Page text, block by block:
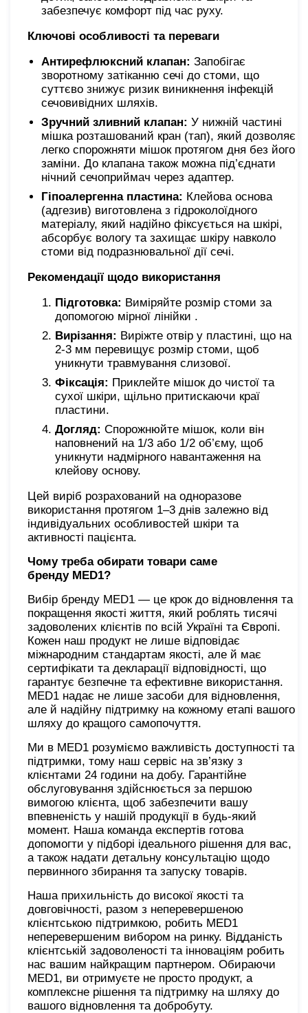
забезпечує комфорт під час руху.
Ключові особливості та переваги
Антирефлюксний клапан: Запобігає
зворотному затіканню сечі до стоми, що
суттєво знижує ризик виникнення інфекцій
сечовивідних шляхів.
Зручний зливний клапан: У нижній частині
мішка розташований кран (тап), який дозволяє
легко спорожняти мішок протягом дня без його
заміни. До клапана також можна під’єднати
нічний сечоприймач через адаптер.
Гіпоалергенна пластина: Клейова основа
(адгезив) виготовлена з гідроколоїдного
матеріалу, який надійно фіксується на шкірі,
абсорбує вологу та захищає шкіру навколо
стоми від подразнювальної дії сечі.
Рекомендації щодо використання
Підготовка: Виміряйте розмір стоми за
допомогою мірної лінійки .
Вирізання: Виріжте отвір у пластині, що на
2-3 мм перевищує розмір стоми, щоб
уникнути травмування слизової.
Фіксація: Приклейте мішок до чистої та
сухої шкіри, щільно притискаючи краї
пластини.
Догляд: Спорожнюйте мішок, коли він
наповнений на 1/3 або 1/2 об’єму, щоб
уникнути надмірного навантаження на
клейову основу.
Цей виріб розрахований на одноразове
використання протягом 1–3 днів залежно від
індивідуальних особливостей шкіри та
активності пацієнта.
Чому треба обирати товари саме
бренду MED1?
Вибір бренду MED1 — це крок до відновлення та
покращення якості життя, який роблять тисячі
задоволених клієнтів по всій Україні та Європі.
Кожен наш продукт не лише відповідає
міжнародним стандартам якості, але й має
сертифікати та декларації відповідності, що
гарантує безпечне та ефективне використання.
MED1 надає не лише засоби для відновлення,
але й надійну підтримку на кожному етапі вашого
шляху до кращого самопочуття.
Ми в MED1 розуміємо важливість доступності та
підтримки, тому наш сервіс на зв’язку з
клієнтами 24 години на добу. Гарантійне
обслуговування здійснюється за першою
вимогою клієнта, щоб забезпечити вашу
впевненість у нашій продукції в будь-який
момент. Наша команда експертів готова
допомогти у підборі ідеального рішення для вас,
а також надати детальну консультацію щодо
первинного збирання та запуску товарів.
Наша прихильність до високої якості та
довговічності, разом з неперевершеною
клієнтською підтримкою, робить MED1
неперевершеним вибором на ринку. Відданість
клієнтській задоволеності та інноваціям робить
нас вашим найкращим партнером. Обираючи
MED1, ви отримуєте не просто продукт, а
комплексне рішення та підтримку на шляху до
вашого відновлення та добробуту.